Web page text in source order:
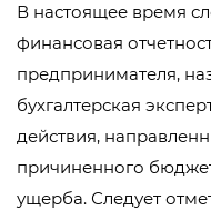
В настоящее время
финансовая
предпринимателя,
бухгалтерская
действия,
причиненного
ущерба. Следует